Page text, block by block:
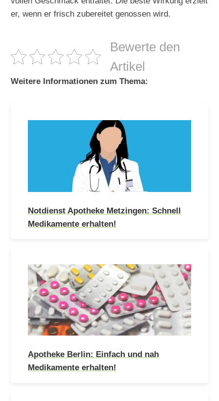
er, wenn er frisch zubereitet genossen wird.
Bewerte den
Artikel
Weitere Informationen zum Thema:
Notdienst Apotheke Metzingen: Schnell
Medikamente erhalten!
Apotheke Berlin: Einfach und nah
Medikamente erhalten!